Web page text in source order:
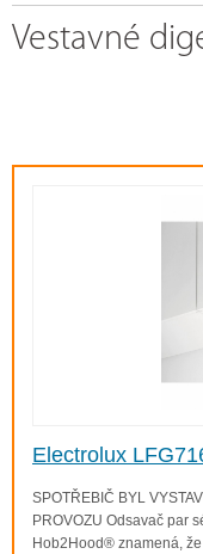
Vestavné
Electrolux
SPOTŘEBIČ BYL
PROVOZU Odsavač par
Hob2Hood® znamená,